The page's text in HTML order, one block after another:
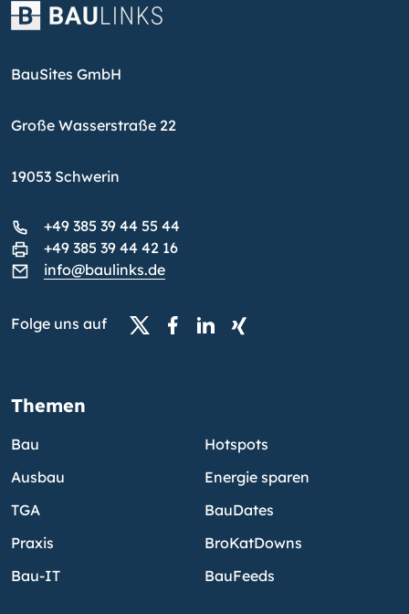
BauSites GmbH
Große Wasserstraße 22
19053 Schwerin
+49 385 39 44 55 44
+49 385 39 44 42 16
info@baulinks.de
Folge uns auf
Themen
Bau
Ausbau
TGA
Praxis
Bau-IT
Hotspots
Energie sparen
BauDates
BroKatDowns
BauFeeds